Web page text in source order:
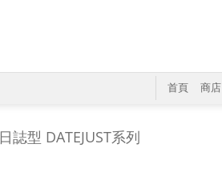
首頁 商店
日誌型 DATEJUST系列